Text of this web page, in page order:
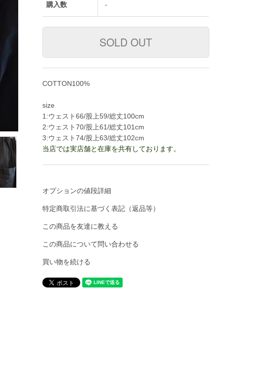
購入数 -
COTTON100%
size
1:ウェスト66/股上59/総丈100cm
2:ウェスト70/股上61/総丈101cm
3:ウェスト74/股上63/総丈102cm
当店では実店舗と在庫を共有しております。
オプションの値段詳細
特定商取引法に基づく表記（返品等）
この商品を友達に教える
この商品について問い合わせる
買い物を続ける